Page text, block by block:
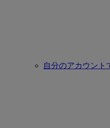
自分のアカウント